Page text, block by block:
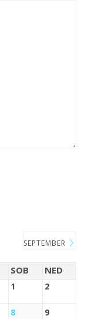
SEPTEMBER
SOB NED
1 2
8 9